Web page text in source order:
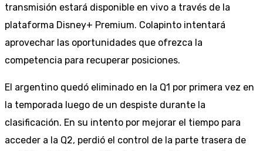
transmisión estará disponible en vivo a través de la
plataforma Disney+ Premium. Colapinto intentará
aprovechar las oportunidades que ofrezca la
competencia para recuperar posiciones.
El argentino quedó eliminado en la Q1 por primera vez en
la temporada luego de un despiste durante la
clasificación. En su intento por mejorar el tiempo para
acceder a la Q2, perdió el control de la parte trasera de